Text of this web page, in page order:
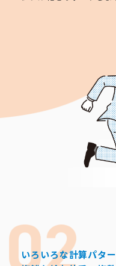
いろいろな計算パタ